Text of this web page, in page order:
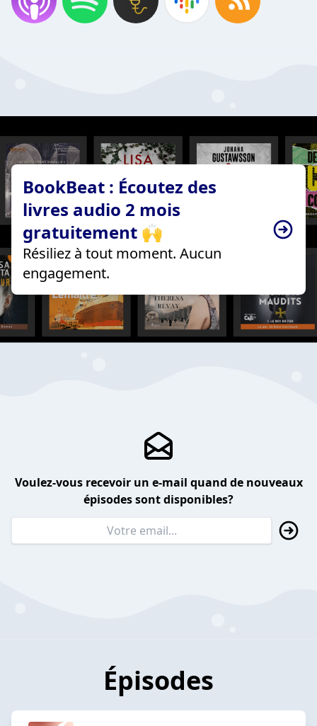
BookBeat : Écoutez des
livres audio 2 mois
gratuitement 🙌
Résiliez à tout moment. Aucun
engagement.
Voulez-vous recevoir un e-mail quand de nouveaux
épisodes sont disponibles?
Épisodes